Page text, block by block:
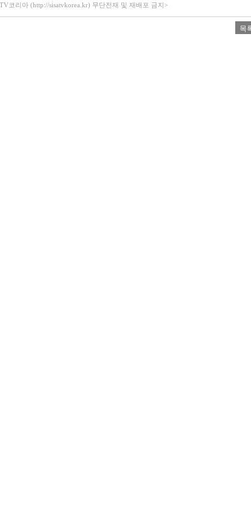
코리아 (http://sisatvkorea.kr) 무단전재 및 재배포 금지>
목